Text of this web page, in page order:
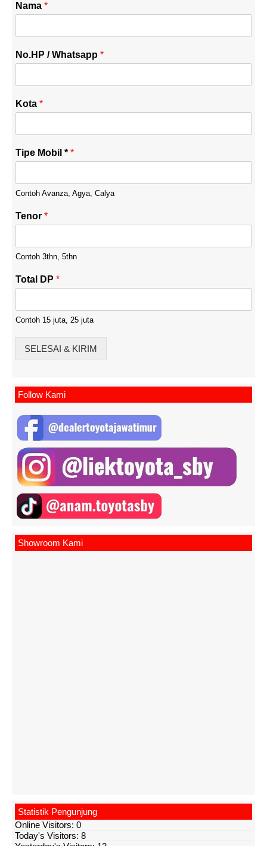
Nama *
No.HP / Whatsapp *
Kota *
Tipe Mobil * *
Contoh Avanza, Agya, Calya
Tenor *
Contoh 3thn, 5thn
Total DP *
Contoh 15 juta, 25 juta
SELESAI & KIRIM
Follow Kami
Showroom Kami
Statistik Pengunjung
Online Visitors: 0
Today's Visitors: 8